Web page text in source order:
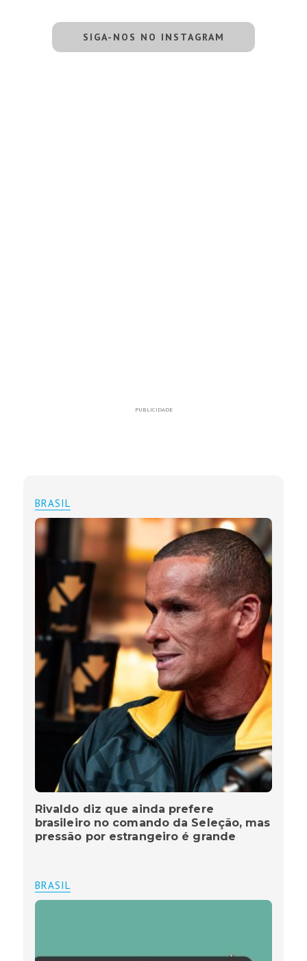
SIGA-NOS NO INSTAGRAM
PUBLICIDADE
BRASIL
Rivaldo diz que ainda prefere
brasileiro no comando da Seleção, mas
pressão por estrangeiro é grande
BRASIL